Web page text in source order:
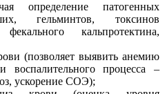
определение патогенных
гельминтов, токсинов
кальпротектина,
(позволяет выявить анемию
воспалительного процесса –
ускорение СОЭ);